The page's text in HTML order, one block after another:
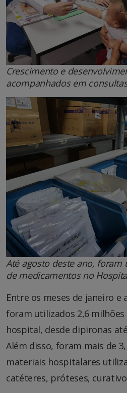
Crescimento e
acompanhados em
Até agosto deste ano, foram
de medicamentos no
Entre os meses de janeiro e
foram utilizados 2,6
hospital, desde dipironas
Além disso, foram mais de
materiais hospitalares
catéteres, próteses,